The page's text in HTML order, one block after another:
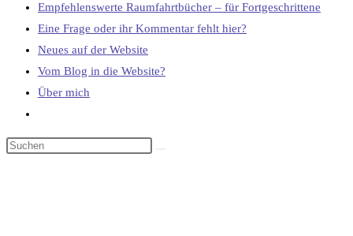
Empfehlenswerte Raumfahrtbücher – für Fortgeschrittene
Eine Frage oder ihr Kommentar fehlt hier?
Neues auf der Website
Vom Blog in die Website?
Über mich
umschalten